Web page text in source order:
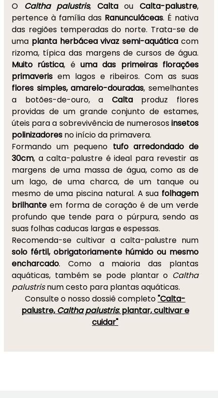
O Caltha palustris, CaltaouCalta-palustre,
pertence à família das Ranunculáceas. É nativa
das regiões temperadas do norte. Trata-se de
uma planta herbácea vivaz semi-aquática com
rizoma, típica das margens de cursos de água.
Muito rústica, éuma das primeiras florações
primaveris em lagos e ribeiros. Com as suas
flores simples, amarelo-douradas, semelhantes
a botões-de-ouro, a Caltaproduz flores
providas de um grande conjunto de estames,
úteis para a sobrevivência de numerososinsetos
polinizadores no início da primavera.
Formando um pequeno tufo arredondado de
30cm, a calta-palustre é ideal para revestir as
margens de uma massa de água, como as de
um lago, de uma charca, de um tanque ou
mesmo de uma piscina natural. A sua folhagem
brilhante em forma de coração é de um verde
profundo que tende para o púrpura, sendo as
suas folhas caducas largas e espessas.
Recomenda-se cultivar a calta-palustre num
solo fértil, obrigatoriamente húmido ou mesmo
encharcado. Como a maioria das plantas
aquáticas, também se pode plantar o Caltha
palustrisnum cesto para plantas aquáticas.
Consulte o nosso dossiê completo"Calta-
palustre, Caltha palustris: plantar, cultivar e
cuidar"